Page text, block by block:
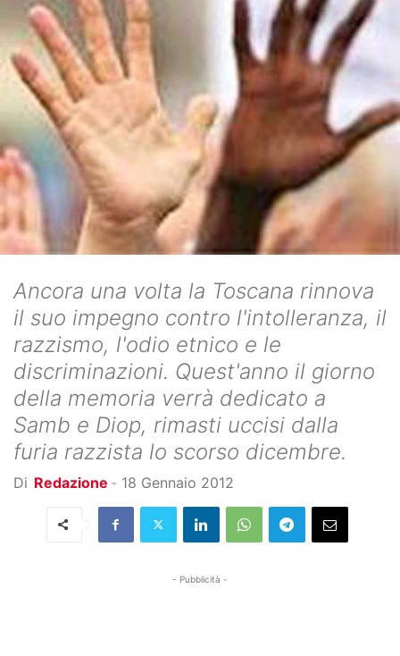
Ancora una volta la Toscana rinnova
il suo impegno contro l'intolleranza, il
razzismo, l'odio etnico e le
discriminazioni. Quest'anno il giorno
della memoria verrà dedicato a
Samb e Diop, rimasti uccisi dalla
furia razzista lo scorso dicembre.
Di Redazione - 18 Gennaio 2012
- Pubblicità -